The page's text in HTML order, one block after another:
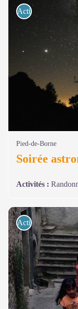
Activités de pleine
Pied-de-Borne
Soirée
Activités :
Activités de pleine